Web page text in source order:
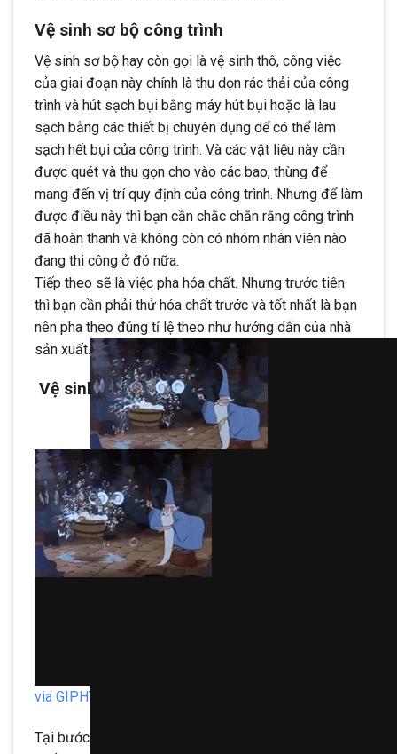
Vệ sinh sơ bộ công trình
Vệ sinh sơ bộ hay còn gọi là vệ sinh thô, công việc
của giai đoạn này chính là thu dọn rác thải của công
trình và hút sạch bụi bằng máy hút bụi hoặc là lau
sạch bằng các thiết bị chuyên dụng dể có thể làm
sạch hết bụi của công trình. Và các vật liệu này cần
được quét và thu gọn cho vào các bao, thùng để
mang đến vị trí quy định của công trình. Nhưng để làm
được điều này thì bạn cần chắc chăn rằng công trình
đã hoàn thanh và không còn có nhóm nhân viên nào
đang thi công ở đó nữa.
Tiếp theo sẽ là việc pha hóa chất. Nhưng trước tiên
thì bạn cần phải thử hóa chất trước và tốt nhất là bạn
nên pha theo đúng tỉ lệ theo như hướng dẫn của nhà
sản xuất.
Vệ sinh các thiết bị trong công trình
via GIPHY
Tại bước này thì cần thực hiện vệ sinh chi tiết từ trên